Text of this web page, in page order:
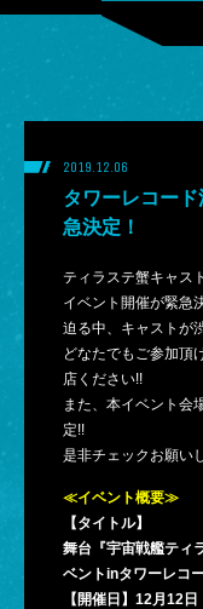
2019.12.06
タワーレコー
急決定！
ティラステ蟹キャス
イベント開催が緊急
迫る中、キャストが
どなたでもご参加頂
店ください!!
また、本イベント会
定!!
是非チェックお願い
≪イベント概要≫
【タイトル】
舞台『宇宙戦艦ティ
ベントinタワーレコ
【開催日】12月12